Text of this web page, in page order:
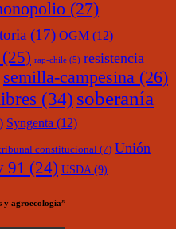
(27)
(17) OGM (12)
(25) rap-chile (5) resistencia
semilla-campesina (26)
(34) soberanía
Syngenta (12)
constitucional (7) Unión
91 (24) USDA (9)
y agroecología”